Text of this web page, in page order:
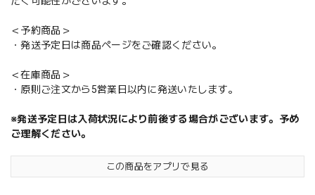
＜予約商品＞
・発送予定日は商品ページをご確認ください。
＜在庫商品＞
・原則ご注文から5営業日以内に発送いたします。
※発送予定日は入荷状況により前後する場合がございます。予め
ご理解ください。
この商品をアプリで見る